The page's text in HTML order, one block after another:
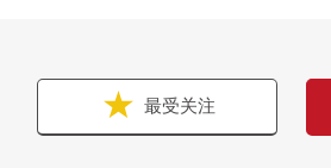
最受关注